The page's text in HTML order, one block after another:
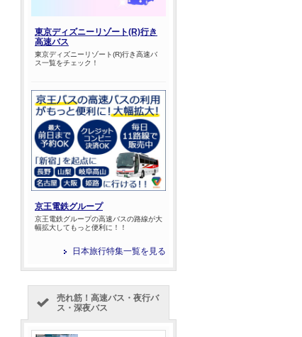
東京ディズニーリゾート(R)行き
高速バス
東京ディズニーリゾート(R)行き高速バ
ス一覧をチェック！
京王電鉄グループ
京王電鉄グループの高速バスの路線が大
幅拡大してもっと便利に！！
日本旅行特集一覧を見る
売れ筋！高速バス・夜行バ
ス・深夜バス